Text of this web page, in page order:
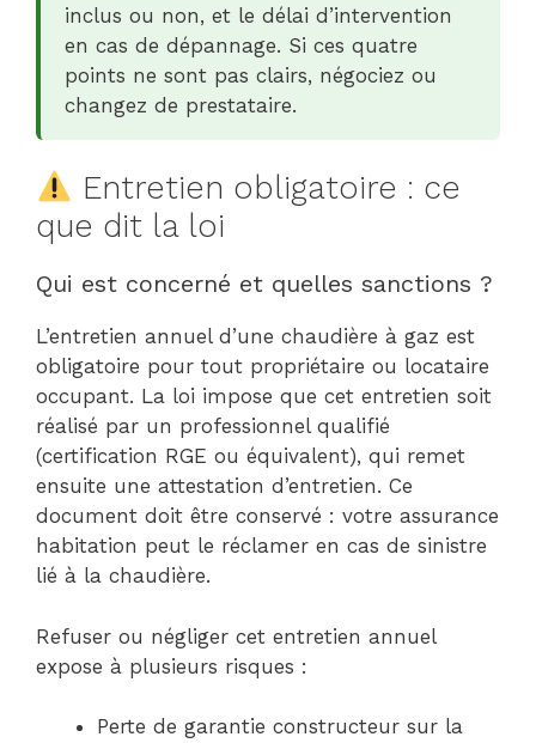
inclus ou non, et le délai d’intervention
en cas de dépannage. Si ces quatre
points ne sont pas clairs, négociez ou
changez de prestataire.
Entretien obligatoire : ce
que dit la loi
Qui est concerné et quelles sanctions ?
L’entretien annuel d’une chaudière à gaz est
obligatoire pour tout propriétaire ou locataire
occupant. La loi impose que cet entretien soit
réalisé par un professionnel qualifié
(certification RGE ou équivalent), qui remet
ensuite une attestation d’entretien. Ce
document doit être conservé : votre assurance
habitation peut le réclamer en cas de sinistre
lié à la chaudière.
Refuser ou négliger cet entretien annuel
expose à plusieurs risques :
Perte de garantie constructeur sur la